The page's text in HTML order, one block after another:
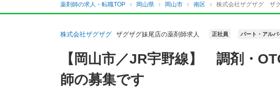
薬剤師の求人・転職TOP 岡山県 岡山市 南区 株式会社ザグザグ ザ
株式会社ザグザグ ザグザグ妹尾店の薬剤師求人 正社員 パート・アルバ
【岡山市／JR宇野線】 調剤・
師の募集です